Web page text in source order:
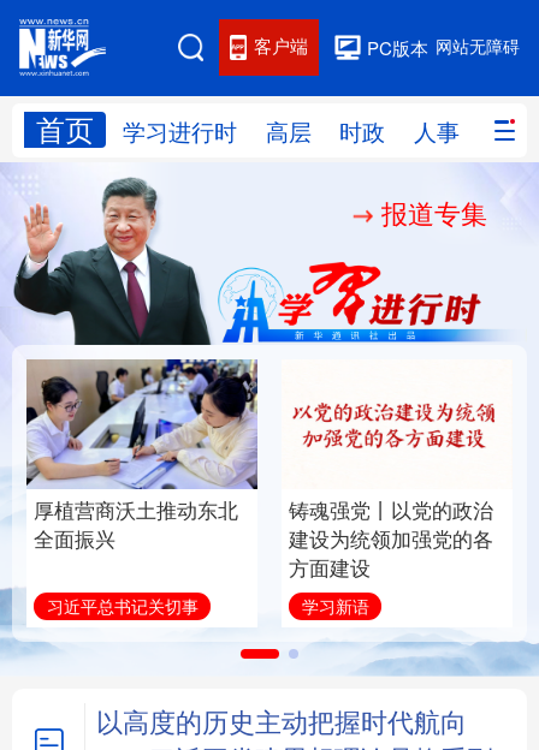
网站无障碍
PC版本
客户端
首页 学习进行时 高层 时政 人事 国际
网站地图
学习进行时 人事
国际 财经 网评
思客智库 全球连线 教育
科技 科创 量子 体育
文化 书画
访谈 视频 图片 政务
信息化 数字经济
学术中国 乡村振兴 银龄 溯源中国
报道专集
丨以党的政治
领加强党的各
“作为千年古都，要把传
统和现代有机融合在一
近镜头
奋进开新
以高度的历史主动把握时代航向